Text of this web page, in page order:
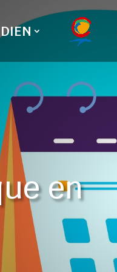
en